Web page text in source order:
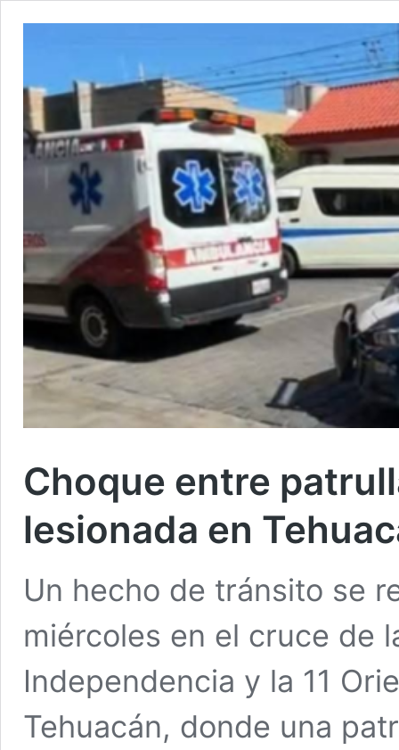
Choque entre
lesionada en
Un hecho de tránsito se
miércoles en el cruce de
Independencia y la 11
Tehuacán, donde una